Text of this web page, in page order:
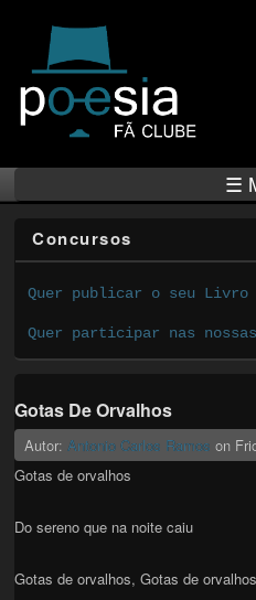
☰
Concursos
Quer publicar o seu Livro
Quer participar nas
Gotas De Orvalhos
Autor:Antonio Carlos Ramos on
Gotas de orvalhos
Do sereno que na noite caiu
Gotas de orvalhos, Gotas de